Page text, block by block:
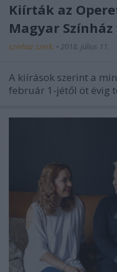
Kiírták az
Magyar
szinhaz szerk. • 2018. július 11.
A kiírások szerint a
február 1-jétől öt évig